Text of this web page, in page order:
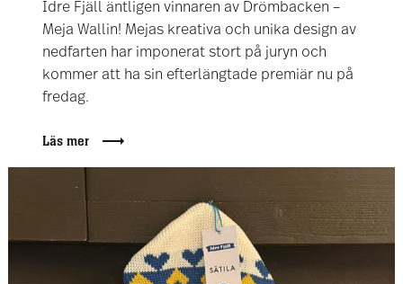
Idre Fjäll äntligen vinnaren av Drömbacken –
Meja Wallin! Mejas kreativa och unika design av
nedfarten har imponerat stort på juryn och
kommer att ha sin efterlängtade premiär nu på
fredag.
Läs mer